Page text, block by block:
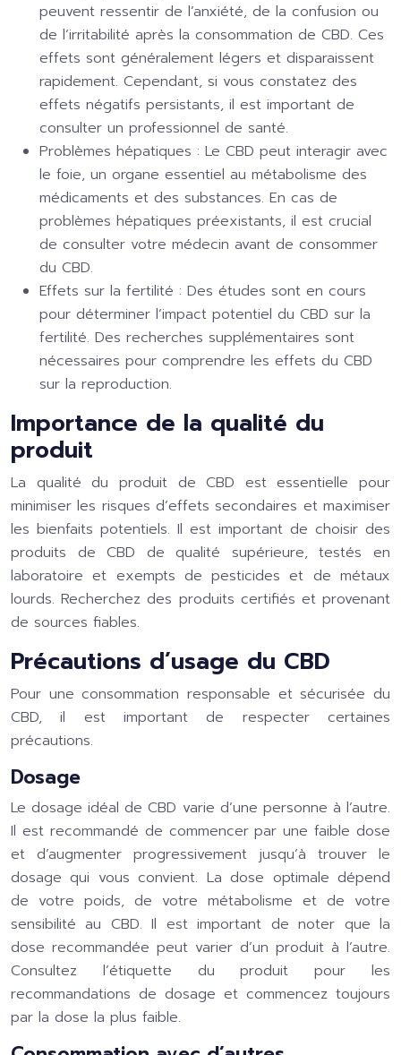
peuvent ressentir de l’anxiété, de la confusion ou
de l’irritabilité après la consommation de CBD. Ces
effets sont généralement légers et disparaissent
rapidement. Cependant, si vous constatez des
effets négatifs persistants, il est important de
consulter un professionnel de santé.
Problèmes hépatiques : Le CBD peut interagir avec
le foie, un organe essentiel au métabolisme des
médicaments et des substances. En cas de
problèmes hépatiques préexistants, il est crucial
de consulter votre médecin avant de consommer
du CBD.
Effets sur la fertilité : Des études sont en cours
pour déterminer l’impact potentiel du CBD sur la
fertilité. Des recherches supplémentaires sont
nécessaires pour comprendre les effets du CBD
sur la reproduction.
Importance de la qualité du
produit
La qualité du produit de CBD est essentielle pour
minimiser les risques d’effets secondaires et maximiser
les bienfaits potentiels. Il est important de choisir des
produits de CBD de qualité supérieure, testés en
laboratoire et exempts de pesticides et de métaux
lourds. Recherchez des produits certifiés et provenant
de sources fiables.
Précautions d’usage du CBD
Pour une consommation responsable et sécurisée du
CBD, il est important de respecter certaines
précautions.
Dosage
Le dosage idéal de CBD varie d’une personne à l’autre.
Il est recommandé de commencer par une faible dose
et d’augmenter progressivement jusqu’à trouver le
dosage qui vous convient. La dose optimale dépend
de votre poids, de votre métabolisme et de votre
sensibilité au CBD. Il est important de noter que la
dose recommandée peut varier d’un produit à l’autre.
Consultez l’étiquette du produit pour les
recommandations de dosage et commencez toujours
par la dose la plus faible.